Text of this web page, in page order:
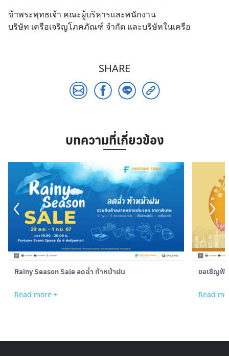
Search
for:
ข้าพระพุทธเจ้า คณะผู้บริหารและพนักงาน
บริษัท เครือเจริญโภคภัณฑ์ จำกัด และบริษัทในเครือ
SHARE
บทความที่เกี่ยวข้อง
Rainy Season Sale ลดฉ่ำ ท้าหน้าฝน
Read more +
ขอเชิญฟั
Read